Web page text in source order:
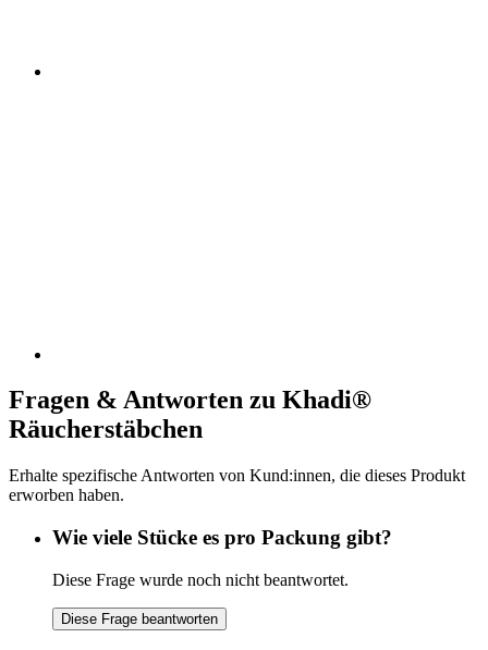
Fragen & Antworten zu Khadi®
Räucherstäbchen
Erhalte spezifische Antworten von Kund:innen, die dieses Produkt
erworben haben.
Wie viele Stücke es pro Packung gibt?
Diese Frage wurde noch nicht beantwortet.
Diese Frage beantworten